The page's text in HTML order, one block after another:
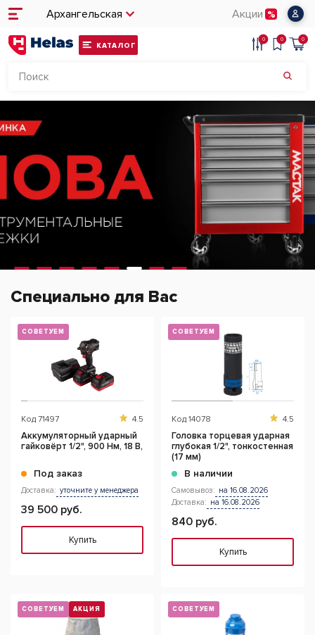
Архангельская Акции
КАТАЛОГ
0 0 0
Специально для Вас
СОВЕТУЕМ
Код 71497 4.5
Аккумуляторный ударный
гайковёрт 1/2", 900 Нм, 18 В,
Под заказ
Доставка: уточните у менеджера
39 500 руб.
Купить
СОВЕТУЕМ
Код 14078 4.5
Головка торцевая ударная
глубокая 1/2", тонкостенная
(17 мм)
В наличии
Самовывоз: на 16.08.2026
Доставка: на 16.08.2026
840 руб.
Купить
СОВЕТУЕМ АКЦИЯ СОВЕТУЕМ